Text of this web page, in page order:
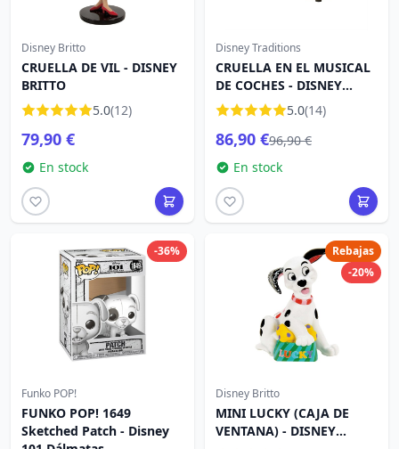
Disney Britto
CRUELLA DE VIL - DISNEY
BRITTO
5.0(12)
79,90 €
En stock
Disney Traditions
CRUELLA EN EL MUSICAL
DE COCHES - DISNEY
TRADITIONS5.0(14)
86,90 €96,90 €
En stock
-36%
Funko POP!
FUNKO POP! 1649
Sketched Patch - Disney
Rebajas
-20%
Disney Britto
MINI LUCKY (CAJA DE
VENTANA) - DISNEY